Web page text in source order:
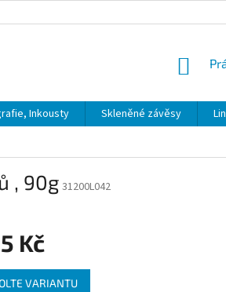
Inkousty Skleněné závěsy
, 90g 31200L042
Kč
VARIANTU